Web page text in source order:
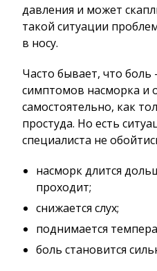
давления и может
такой ситуации
в носу.
Часто бывает, что
симптомов насморка и
самостоятельно, как
простуда. Но есть
специалиста не
насморк длится
проходит;
снижается слух;
поднимается
боль становится